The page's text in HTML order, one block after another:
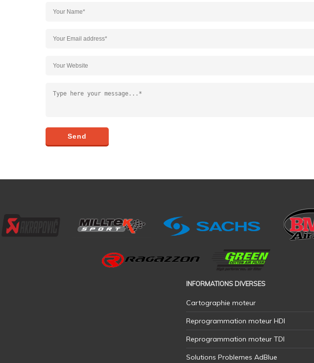
INFORMATIONS DIVERSES
Cartographie moteur
Reprogrammation moteur HDI
Reprogrammation moteur TDI
Solutions Problemes AdBlue